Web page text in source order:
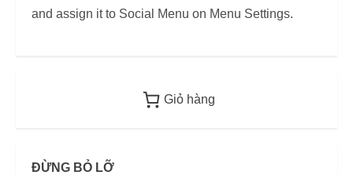
2026
and assign it to Social Menu on Menu Settings.
Giỏ hàng
ĐỪNG BỎ LỠ